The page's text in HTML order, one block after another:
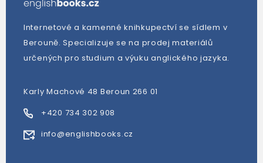
Internetové a kamenné knihkupectví se sídlem v
Berouně. Specializuje se na prodej materiálů
určených pro studium a výuku anglického jazyka.
Karly Machové 48 Beroun 266 01
+420 734 302 908
info@englishbooks.cz